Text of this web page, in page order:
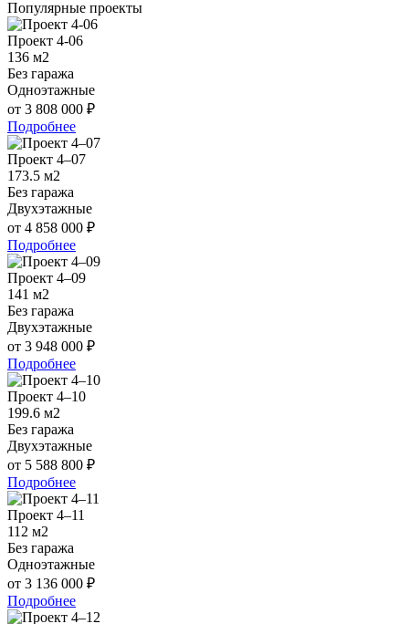
Популярные проекты
Проект 4-06
136 м2
Без гаража
Одноэтажные
от 3 808 000 ₽
Подробнее
Проект 4–07
173.5 м2
Без гаража
Двухэтажные
от 4 858 000 ₽
Подробнее
Проект 4–09
141 м2
Без гаража
Двухэтажные
от 3 948 000 ₽
Подробнее
Проект 4–10
199.6 м2
Без гаража
Двухэтажные
от 5 588 800 ₽
Подробнее
Проект 4–11
112 м2
Без гаража
Одноэтажные
от 3 136 000 ₽
Подробнее